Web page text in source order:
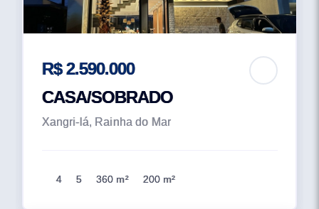
R$ 2.590.000
CASA/SOBRADO
Xangri-lá, Rainha do Mar
4 5 360 m² 200 m²